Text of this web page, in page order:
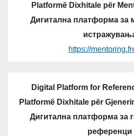
Platformë Dixhitale për
Дигитална платформа за
https://
Digital Platform for
Platformë Dixhitale për
Дигитална платформа за
референци